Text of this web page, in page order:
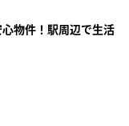
り登
録
物件！駅周辺で生活